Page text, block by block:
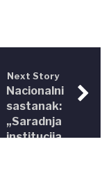
Next Story
Nacionalni
sastanak:
„Saradnja
institucija